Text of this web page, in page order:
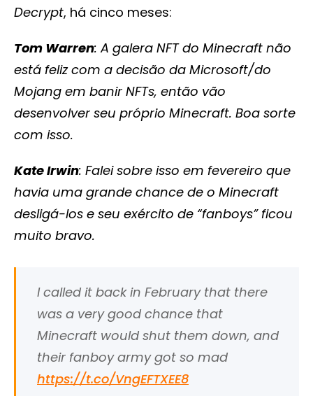
Decrypt, há cinco meses:
Tom Warren: A galera NFT do Minecraft não
está feliz com a decisão da Microsoft/do
Mojang em banir NFTs, então vão
desenvolver seu próprio Minecraft. Boa sorte
com isso.
Kate Irwin: Falei sobre isso em fevereiro que
havia uma grande chance de o Minecraft
desligá-los e seu exército de “fanboys” ficou
muito bravo.
I called it back in February that there
was a very good chance that
Minecraft would shut them down, and
their fanboy army got so mad
https://t.co/VngEFTXEE8